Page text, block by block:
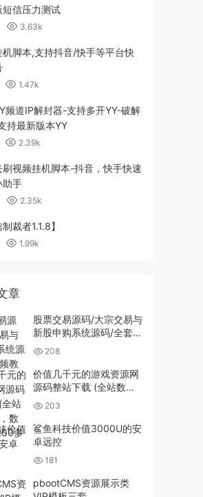
短信压力测试
3.63k
机脚本,支持抖音/快手等平台快
1.47k
频道IP解封器-支持多开YY-破解
持最新版本YY
2.39k
刷视频挂机脚本-抖音，快手快速
助手
2.35k
制裁者1.1.8】
1.99k
章
股票交易源码/大宗交易与
新股申购系统源码/全套视
频教程
208
价值几千元的游戏资源网
源码整站下载 (全站数据
打包)，数据里面有200多
个宝贝。
203
鲨鱼科技价值3000U的安
卓远控
181
pbootCMS资源展示类